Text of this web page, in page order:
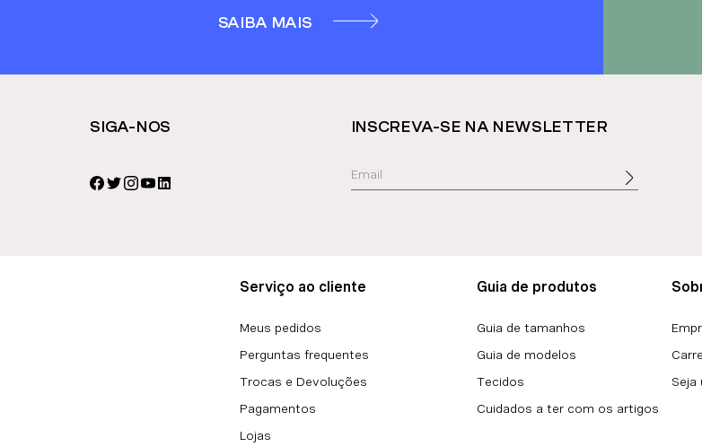
SAIBA MAIS
SIGA-NOS INSCREVA-SE NA NEWSLETTER
Serviço ao cliente
Meus pedidos
Perguntas frequentes
Trocas e Devoluções
Pagamentos
Lojas
Guia de produtos
Guia de tamanhos
Guia de modelos
Tecidos
Cuidados a ter com os artigos
Seja